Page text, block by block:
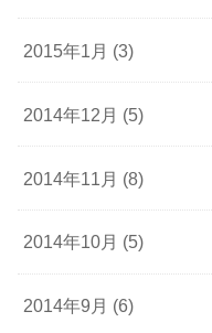
2015年1月 (3)
2014年12月 (5)
2014年11月 (8)
2014年10月 (5)
2014年9月 (6)